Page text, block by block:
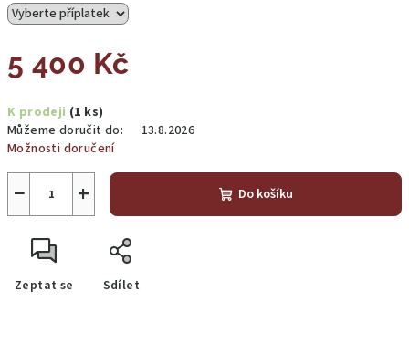
5 400 Kč
cena:
K prodeji (1 ks)
Můžeme doručit do:
13.8.2026
Možnosti doručení
+
− Do košíku
Zeptat se Sdílet